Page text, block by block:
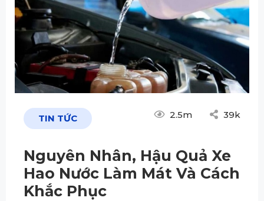
TIN TỨC 2.5m 39k
Nguyên Nhân, Hậu Quả Xe
Hao Nước Làm Mát Và Cách
Khắc Phục